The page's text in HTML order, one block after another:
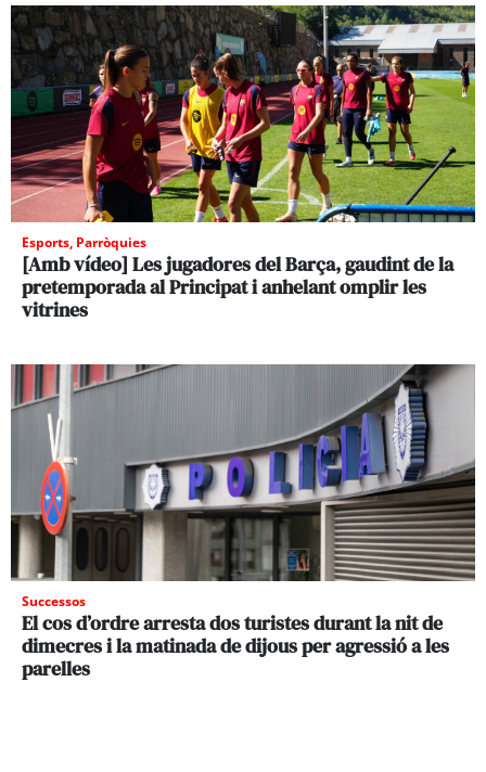
Esports, Parròquies
[Amb vídeo] Les jugadores del Barça, gaudint de la
pretemporada al Principat i anhelant omplir les
vitrines
Successos
El cos d’ordre arresta dos turistes durant la nit de
dimecres i la matinada de dijous per agressió a les
parelles